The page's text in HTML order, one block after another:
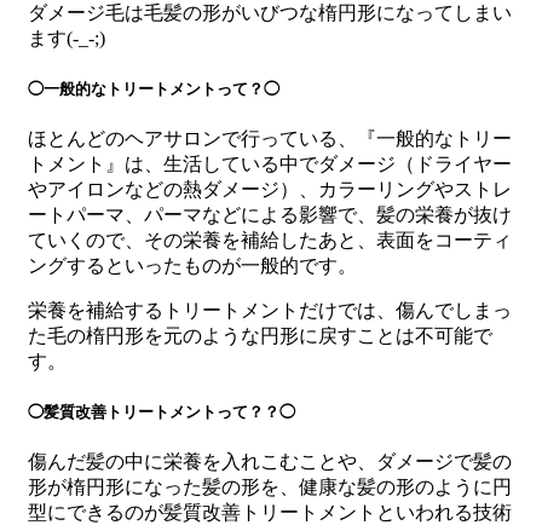
ダメージ毛は毛髪の形がいびつな楕円形になってしまい
ます(-_-;)
◯一般的なトリートメントって？◯
ほとんどのヘアサロンで行っている、『一般的なトリー
トメント』は、生活している中でダメージ（ドライヤー
やアイロンなどの熱ダメージ）、カラーリングやストレ
ートパーマ、パーマなどによる影響で、髪の栄養が抜け
ていくので、その栄養を補給したあと、表面をコーティ
ングするといったものが一般的です。
栄養を補給するトリートメントだけでは、傷んでしまっ
た毛の楕円形を元のような円形に戻すことは不可能で
す。
◯髪質改善トリートメントって？？◯
傷んだ髪の中に栄養を入れこむことや、ダメージで髪の
形が楕円形になった髪の形を、健康な髪の形のように円
型にできるのが髪質改善トリートメントといわれる技術